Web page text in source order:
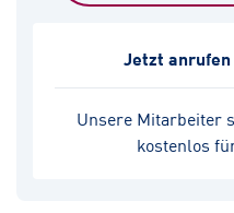
Unsere Mitarbeiter
kostenlos
Jetzt anrufen